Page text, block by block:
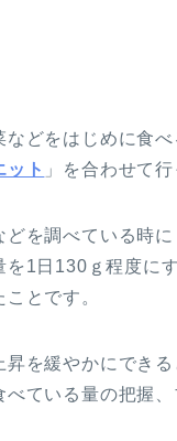
などをはじめに食
ット 」を合わせて行
を調べている時に
を1日130ｇ程度に
とです。
を緩やかにでき
べている量の把握